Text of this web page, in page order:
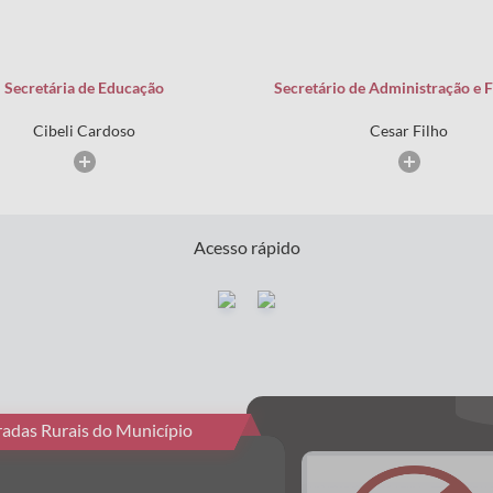
Secretária de Educação
Cibeli Cardoso
Secretário de Administração e
Cesar Filho
Acesso rápido
Rurais do Município